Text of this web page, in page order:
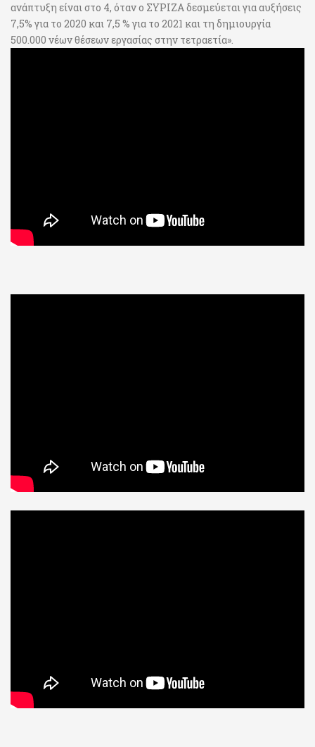
ανάπτυξη είναι στο 4, όταν ο ΣΥΡΙΖΑ δεσμεύεται για αυξήσεις
7,5% για το 2020 και 7,5 % για το 2021 και τη δημιουργία
500.000 νέων θέσεων εργασίας στην τετραετία».